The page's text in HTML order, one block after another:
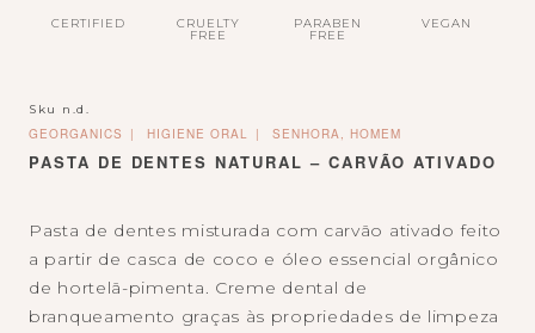
CERTIFIED CRUELTY
FREE
PARABEN
FREE
VEGAN
Sku n.d.
GEORGANICS HIGIENE ORAL SENHORA, HOMEM
PASTA DE DENTES NATURAL – CARVÃO ATIVADO
Pasta de dentes misturada com carvão ativado feito
a partir de casca de coco e óleo essencial orgânico
de hortelã-pimenta. Creme dental de
branqueamento graças às propriedades de limpeza